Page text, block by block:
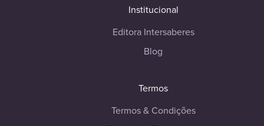
Institucional
Editora Intersaberes
Blog
Termos
Termos & Condições